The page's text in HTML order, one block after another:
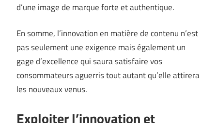
d’une image de marque forte et authentique.
En somme, l’innovation en matière de contenu n’est
pas seulement une exigence mais également un
gage d’excellence qui saura satisfaire vos
consommateurs aguerris tout autant qu’elle attirera
les nouveaux venus.
Exploiter l’innovation et